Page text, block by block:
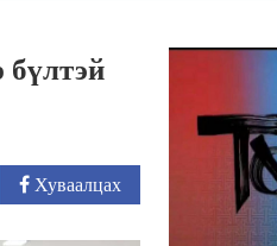
Хуваалцах